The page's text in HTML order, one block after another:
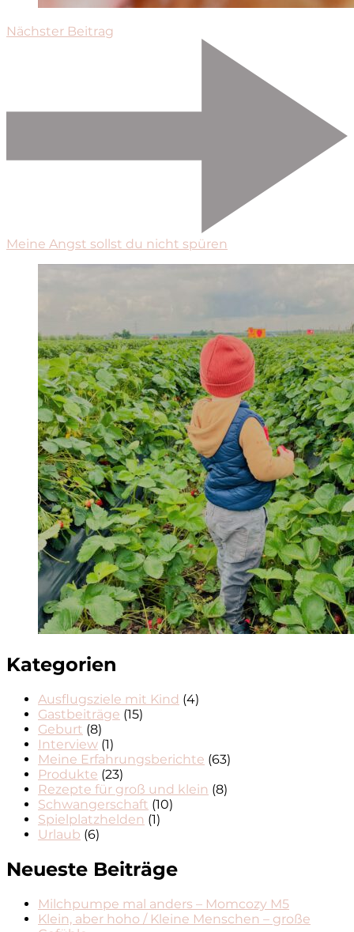
Nächster Beitrag
Meine Angst sollst du nicht spüren
Kategorien
Ausflugsziele mit Kind (4)
Gastbeiträge (15)
Geburt (8)
Interview (1)
Meine Erfahrungsberichte (63)
Produkte (23)
Rezepte für groß und klein (8)
Schwangerschaft (10)
Spielplatzhelden (1)
Urlaub (6)
Neueste Beiträge
Milchpumpe mal anders – Momcozy M5
Klein, aber hoho / Kleine Menschen – große